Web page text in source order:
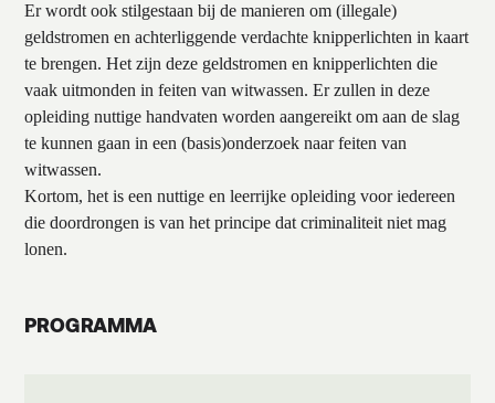
Er wordt ook stilgestaan bij de manieren om (illegale)
geldstromen en achterliggende verdachte knipperlichten in kaart
te brengen. Het zijn deze geldstromen en knipperlichten die
vaak uitmonden in feiten van witwassen. Er zullen in deze
opleiding nuttige handvaten worden aangereikt om aan de slag
te kunnen gaan in een (basis)onderzoek naar feiten van
witwassen.
Kortom, het is een nuttige en leerrijke opleiding voor iedereen
die doordrongen is van het principe dat criminaliteit niet mag
lonen.
PROGRAMMA